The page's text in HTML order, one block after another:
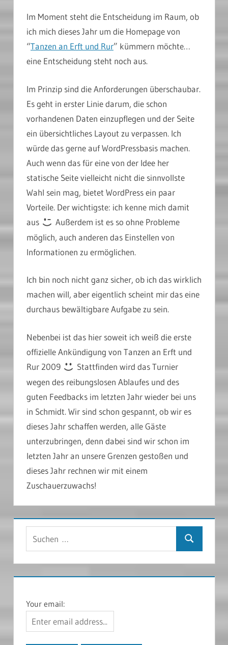
Im Moment steht die Entscheidung im Raum, ob
ich mich dieses Jahr um die Homepage von
“Tanzen an Erft und Rur” kümmern möchte…
eine Entscheidung steht noch aus.
Im Prinzip sind die Anforderungen überschaubar.
Es geht in erster Linie darum, die schon
vorhandenen Daten einzupflegen und der Seite
ein übersichtliches Layout zu verpassen. Ich
würde das gerne auf WordPressbasis machen.
Auch wenn das für eine von der Idee her
statische Seite vielleicht nicht die sinnvollste
Wahl sein mag, bietet WordPress ein paar
Vorteile. Der wichtigste: ich kenne mich damit
aus
Außerdem ist es so ohne Probleme
möglich, auch anderen das Einstellen von
Informationen zu ermöglichen.
Ich bin noch nicht ganz sicher, ob ich das wirklich
machen will, aber eigentlich scheint mir das eine
durchaus bewältigbare Aufgabe zu sein.
Nebenbei ist das hier soweit ich weiß die erste
offizielle Ankündigung von Tanzen an Erft und
Rur 2009
Stattfinden wird das Turnier
wegen des reibungslosen Ablaufes und des
guten Feedbacks im letzten Jahr wieder bei uns
in Schmidt. Wir sind schon gespannt, ob wir es
dieses Jahr schaffen werden, alle Gäste
unterzubringen, denn dabei sind wir schon im
letzten Jahr an unsere Grenzen gestoßen und
dieses Jahr rechnen wir mit einem
Zuschauerzuwachs!
Suchen
Your email: